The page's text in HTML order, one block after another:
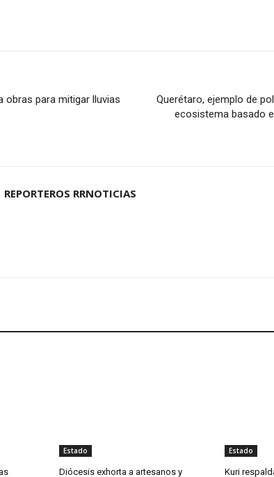
obras para mitigar lluvias
Querétaro, ejemplo de
ecosistema basado
REPORTEROS RRNOTICIAS
Estado
Diócesis exhorta a artesanos y
Estado
Kuri